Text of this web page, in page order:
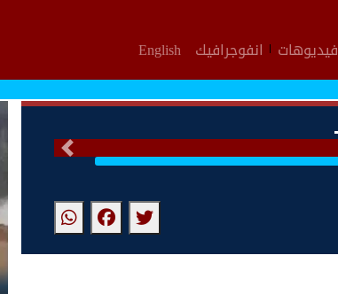
فيديوهات انفوجرافيك English
التالى